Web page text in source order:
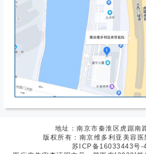
地址：南京市秦淮区虎踞南
版权所有：南京维多利亚美容医
苏ICP备16033443号-